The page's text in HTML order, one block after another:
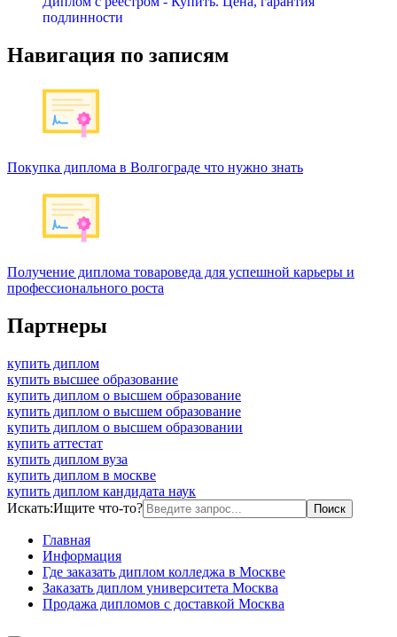
подлинности
Навигация по записям
Покупка диплома в Волгограде что нужно знать
Получение диплома товароведа для успешной карьеры и
профессионального роста
Партнеры
купить диплом
купить высшее образование
купить диплом о высшем образование
купить диплом о высшем образование
купить диплом о высшем образовании
купить аттестат
купить диплом вуза
купить диплом в москве
купить диплом кандидата наук
Искать:Ищите что-то?
Главная
Информация
Где заказать диплом колледжа в Москве
Заказать диплом университета Москва
Продажа дипломов с доставкой Москва